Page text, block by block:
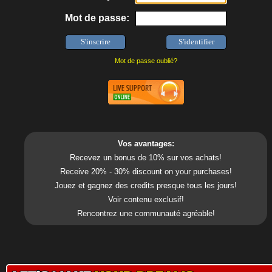
Mot de passe:
Mot de passe oublié?
Vos avantages:
Recevez un bonus de 10% sur vos achats!
Receive 20% - 30% discount on your purchases!
Jouez et gagnez des credits presque tous les jours!
Voir contenu exclusif!
Rencontrez une communauté agréable!